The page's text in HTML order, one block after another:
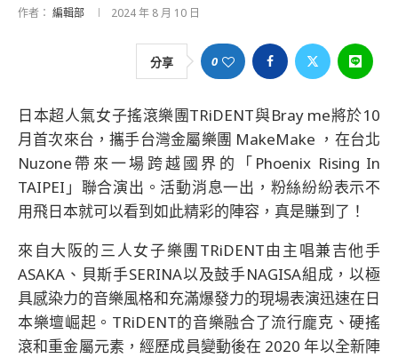
作者： 編輯部 2024 年 8 月 10 日
分享 0
日本超人氣女子搖滾樂團TRiDENT與Bray me將於10
月首次來台，攜手台灣金屬樂團 MakeMake ，在台北
Nuzone帶來一場跨越國界的「Phoenix Rising In
TAIPEI」聯合演出。活動消息一出，粉絲紛紛表示不
用飛日本就可以看到如此精彩的陣容，真是賺到了！
來自大阪的三人女子樂團TRiDENT由主唱兼吉他手
ASAKA、貝斯手SERINA以及鼓手NAGISA組成，以極
具感染力的音樂風格和充滿爆發力的現場表演迅速在日
本樂壇崛起。TRiDENT的音樂融合了流行龐克、硬搖
滾和重金屬元素，經歷成員變動後在 2020 年以全新陣